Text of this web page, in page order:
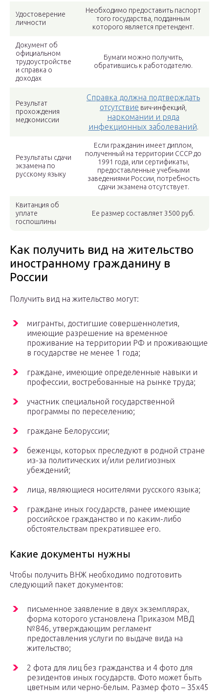
Удостоверение
личности
Необходимо предоставить паспорт
того государства, подданным
которого является претендент.
Документ об
официальном
трудоустройстве
и справка о
доходах
Бумаги можно получить,
обратившись к работодателю.
Результат
прохождения
медкомиссии
Справка должна подтверждать
отсутствие вич-инфекций,
наркомании и ряда
инфекционных заболеваний.
Результаты сдачи
экзамена по
русскому языку
Если гражданин имеет диплом,
полученный на территории СССР до
1991 года, или сертификаты,
предоставленные учебными
заведениями России, потребность
сдачи экзамена отсутствует.
Квитанция об
уплате
госпошлины
Ее размер составляет 3500 руб.
Как получить вид на жительство
иностранному гражданину в
России
Получить вид на жительство могут:
мигранты, достигшие совершеннолетия,
имеющие разрешение на временное
проживание на территории РФ и проживающие
в государстве не менее 1 года;
граждане, имеющие определенные навыки и
профессии, востребованные на рынке труда;
участник специальной государственной
программы по переселению;
граждане Белоруссии;
беженцы, которых преследуют в родной стране
из-за политических и/или религиозных
убеждений;
лица, являющиеся носителями русского языка;
граждане иных государств, ранее имеющие
российское гражданство и по каким-либо
обстоятельствам прекратившее его.
Какие документы нужны
Чтобы получить ВНЖ необходимо подготовить
следующий пакет документов:
письменное заявление в двух экземплярах,
форма которого установлена Приказом МВД
№846, утверждающим регламент
предоставления услуги по выдаче вида на
жительство;
2 фота для лиц без гражданства и 4 фото для
резидентов иных государств. Фото может быть
цветным или черно-белым. Размер фото – 35х45